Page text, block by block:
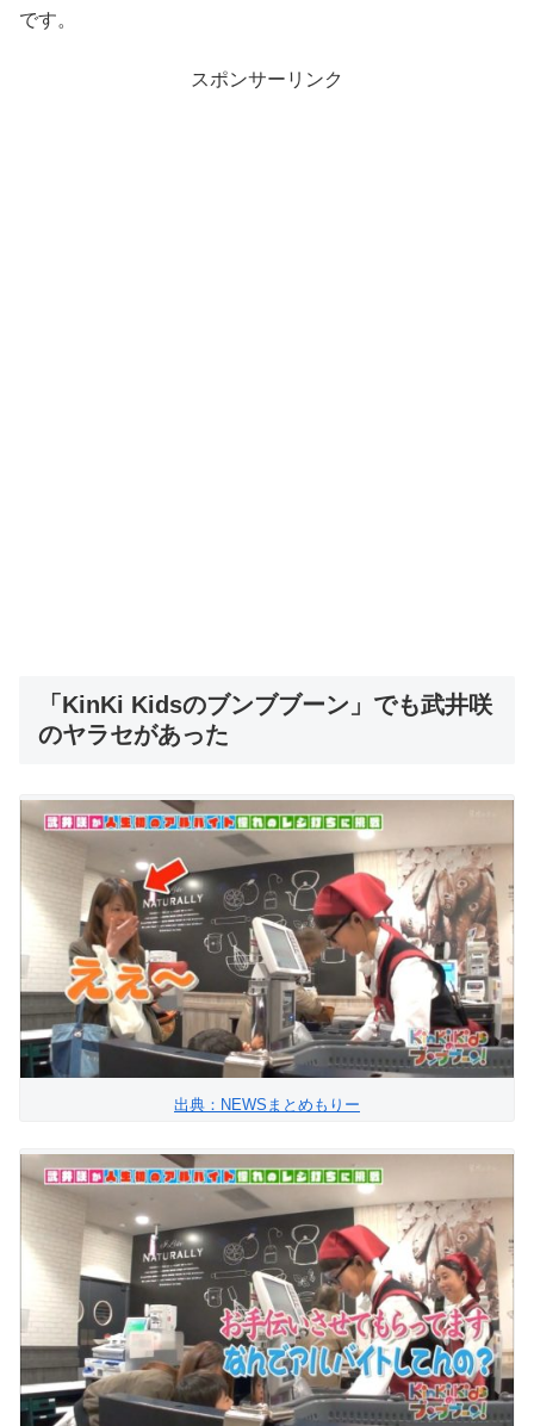
です。
スポンサーリンク
「KinKi Kidsのブンブブーン」でも武井咲
のヤラセがあった
出典：NEWSまとめもりー